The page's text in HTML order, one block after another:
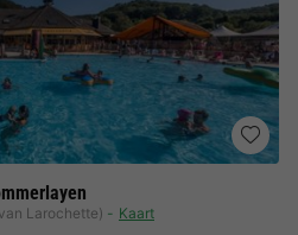
Larochette) Kaart